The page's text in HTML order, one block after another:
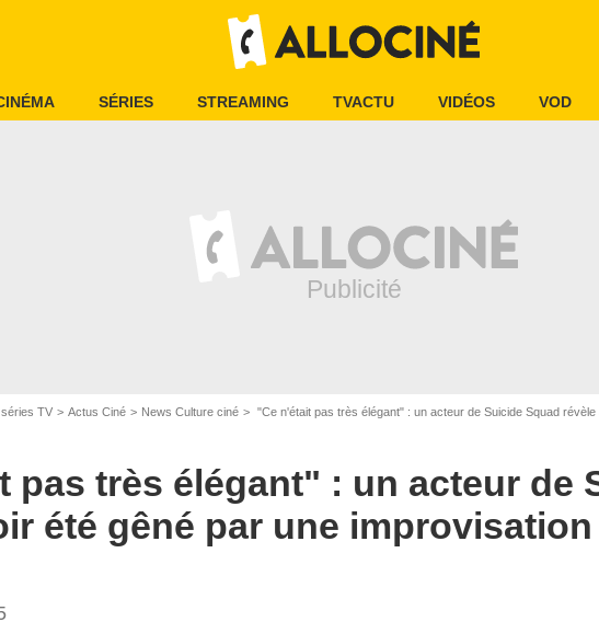
SÉRIES STREAMING TVACTU VIDÉOS VOD
TV Actus Ciné News Culture ciné "Ce n'était pas très élégant" : un acteur de Suicide Squad révèle
pas très élégant" : un acteur de
été gêné par une